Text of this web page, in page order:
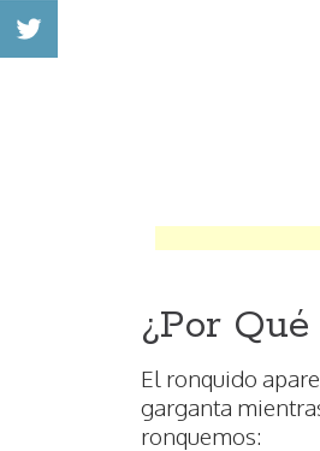
¿Por
El ronquido
garganta
ronquemos: